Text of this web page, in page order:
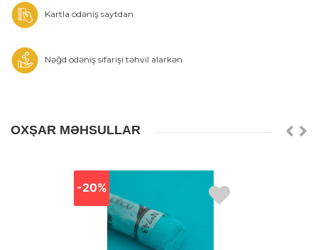
Kartla ödəniş saytdan
Nəğd ödəniş sifarişi təhvil alarkən
OXŞAR MƏHSULLAR
-20%